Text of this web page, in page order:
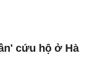
cứu hộ ở Hà